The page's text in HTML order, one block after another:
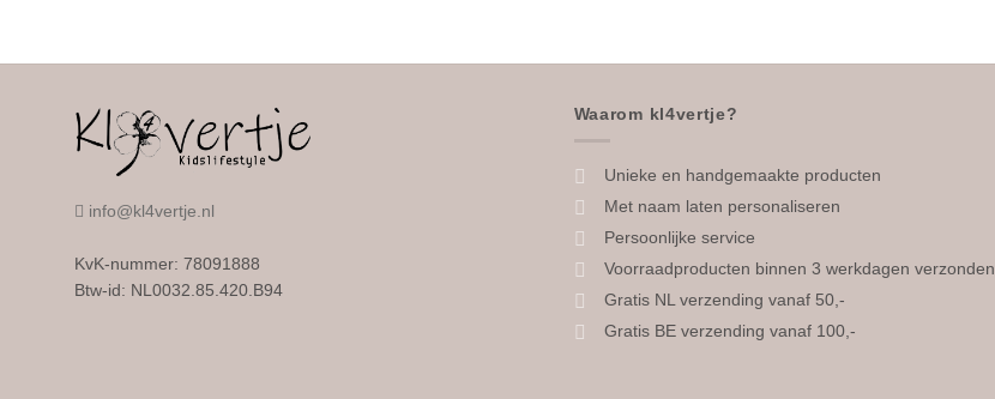
info@kl4vertje.nl
KvK-nummer: 78091888
Btw-id: NL0032.85.420.B94
Waarom kl4vertje?
Unieke en handgemaakte producten
Met naam laten personaliseren
Persoonlijke service
Voorraadproducten binnen 3 werkdagen verzonden
Gratis NL verzending vanaf 50,-
Gratis BE verzending vanaf 100,-